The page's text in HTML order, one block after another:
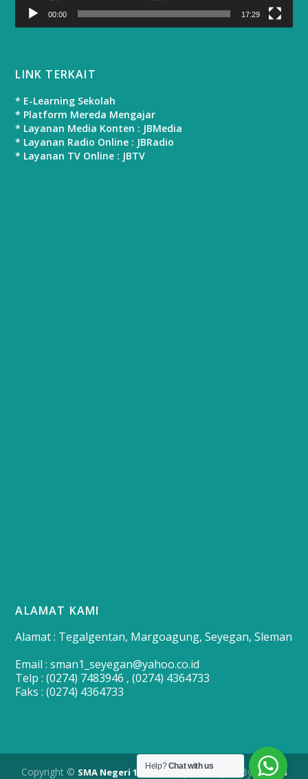
00:00 17:29
LINK TERKAIT
* E-Learning Sekolah
* Platform Mereda Mengajar
* Layanan Media Konten : JBMedia
* Layanan Radio Online : JBRadio
* Layanan TV Online : JBTV
ALAMAT KAMI
Alamat : Tegalgentan, Margoagung, Seyegan, Sleman
Email : sman1_seyegan@yahoo.co.id
Telp : (0274) 7483946 , (0274) 4364733
Faks : (0274) 4364733
Copyright © SMA Negeri 1 Seyegan| Developed By Merapi
Help?Chat with us